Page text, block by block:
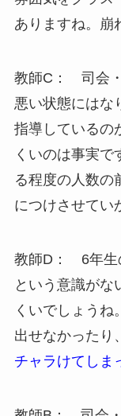
ありますね。崩
教師C： 司会
悪い状態にはな
指導しているの
くいのは事実で
る程度の人数の
につけさせてい
教師D： 6年生
という意識がな
くいでしょうね
出せなかったり
チャラけてしま